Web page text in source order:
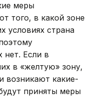
меры
того, в какой зоне
условиях страна
нет. Если в
в «желтую» зону,
возникают какие-
приняты меры